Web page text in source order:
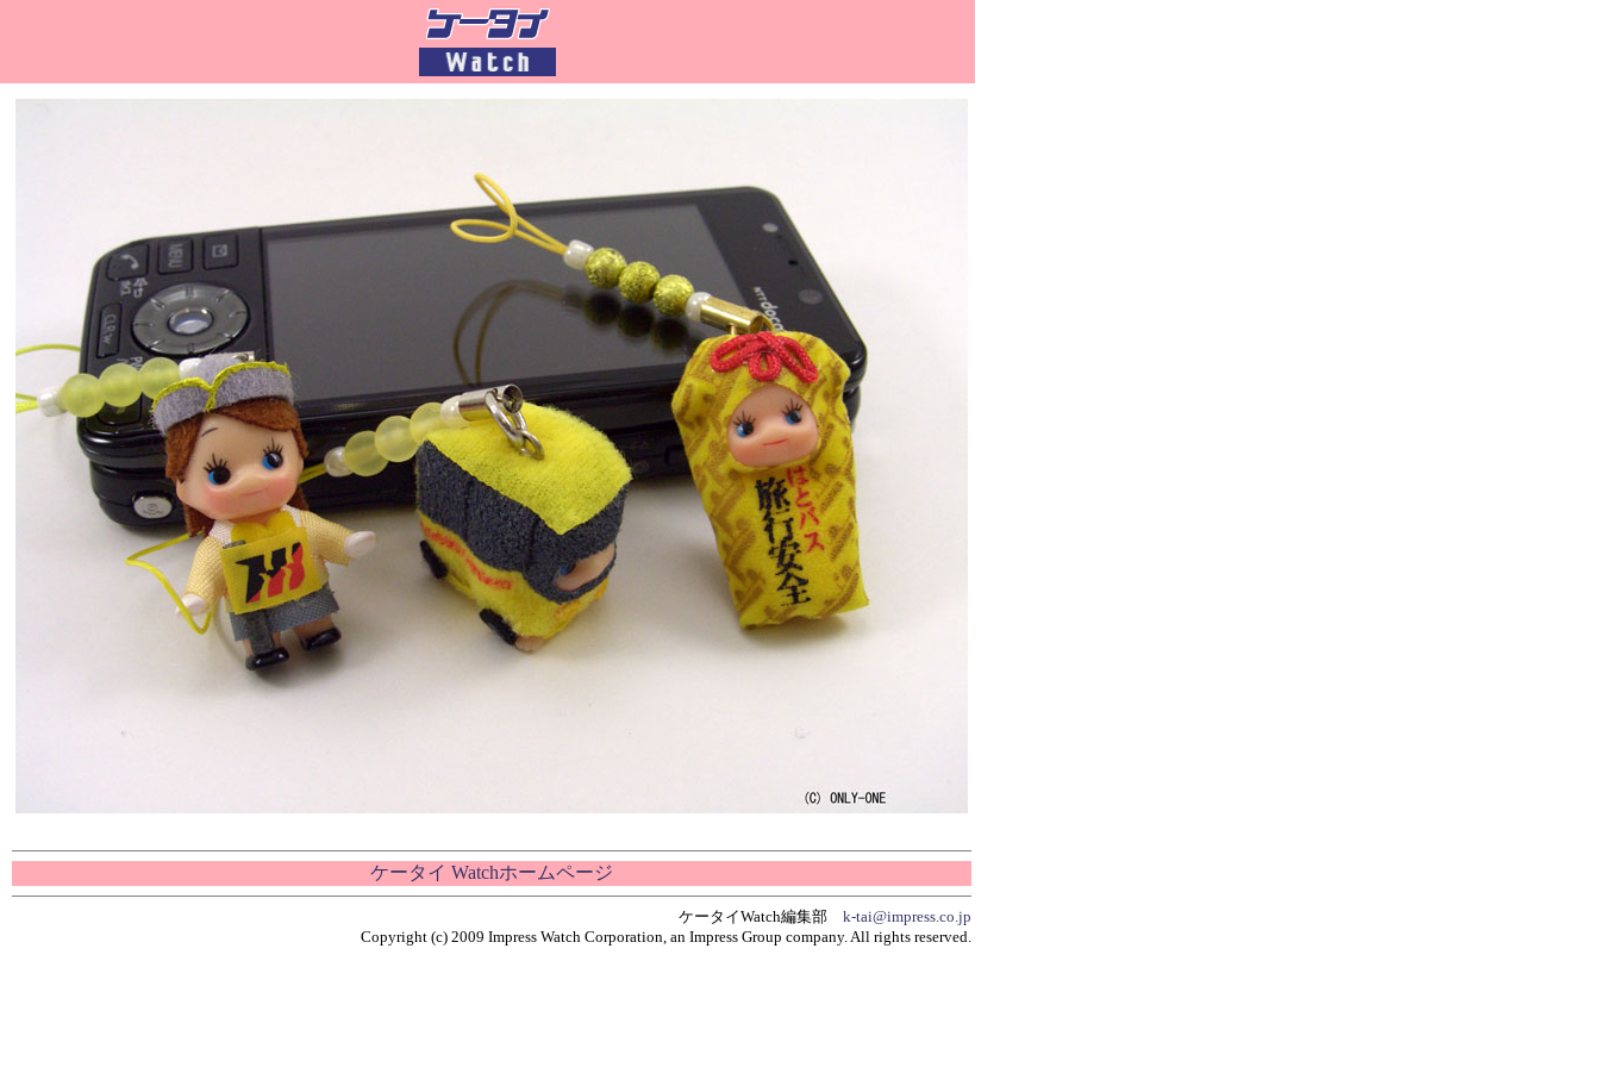
ケータイ Watchホームページ
ケータイWatch編集部 k-tai@impress.co.jp
Copyright (c) 2009 Impress Watch Corporation, an Impress Group company. All rights reserved.